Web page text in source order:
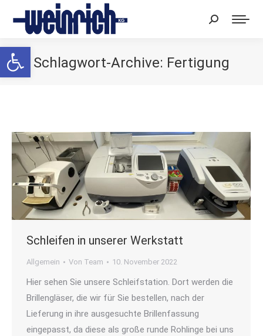
Werkzeugleiste öffnen
Search:
Schlagwort-Archive: Fertigung
Schleifen in unserer Werkstatt
Allgemein Von Team 10. November 2022
Hier sehen Sie unsere Schleifstation. Dort werden die
Brillengläser, die wir für Sie bestellen, nach der
Lieferung in ihre ausgesuchte Brillenfassung
eingepasst, da diese als große runde Rohlinge bei uns